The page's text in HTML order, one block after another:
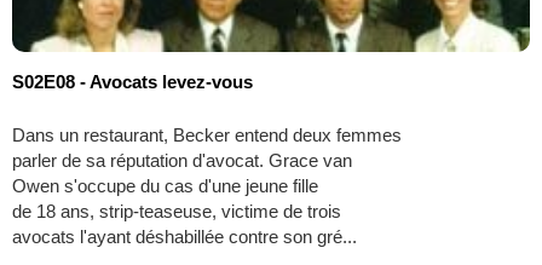
S02E08 - Avocats levez-vous
Dans un restaurant, Becker entend deux femmes
parler de sa réputation d'avocat. Grace van
Owen s'occupe du cas d'une jeune fille
de 18 ans, strip-teaseuse, victime de trois
avocats l'ayant déshabillée contre son gré...